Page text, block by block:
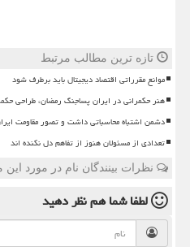
تازه ترین مطالب مرتبط
موانع مقرراتی اقتصاد دیجیتال باید برطرف شود
هنر حکمرانی در ایران پساجنگ رمضان، طراحی
دشمن اشتباه محاسباتی داشت و تصور مقاومت
تعدادی از مسئولان هنوز از تفاهم دل نکنده اند
نظرات بینندگان نام در مورد
لطفا شما همنظر دهید